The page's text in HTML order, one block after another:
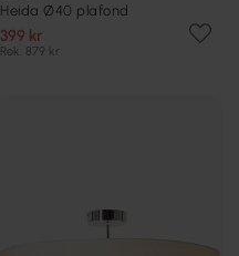
Heida Ø40 plafond
399 kr
Rek. 879 kr